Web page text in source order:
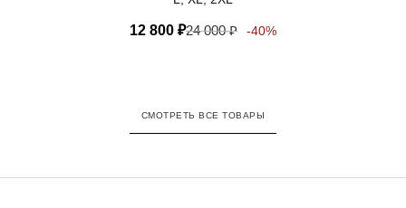
12 800 ₽24 000₽ -40%
СМОТРЕТЬ ВСЕ ТОВАРЫ